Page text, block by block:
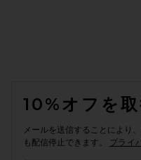
10%オフを
メールを送信することにより
も配信停止できます。 プライ